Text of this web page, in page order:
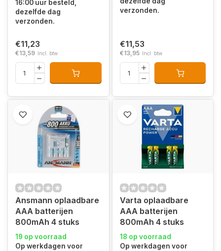
16:00 uur besteld,
dezelfde dag
verzonden.
€11,23
€13,59 Incl. btw
verzonden.
€11,53
€13,95 Incl. btw
Ansmann oplaadbare
AAA batterijen
800mAh 4 stuks
19 op voorraad
Op werkdagen voor
Varta oplaadbare
AAA batterijen
800mAh 4 stuks
18 op voorraad
Op werkdagen voor